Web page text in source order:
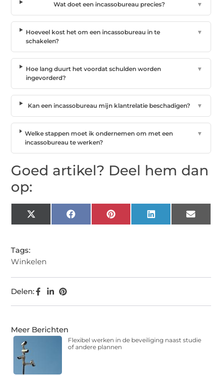
Wat doet een incassobureau precies? ▼
Hoeveel kost het om een incassobureau in te
schakelen?
▼
Hoe lang duurt het voordat schulden worden
ingevorderd?
▼
Kan een incassobureau mijn klantrelatie beschadigen? ▼
Welke stappen moet ik ondernemen om met een
incassobureau te werken?
▼
Goed artikel? Deel hem dan
op:
X
Facebook Pinterest LinkedIn Email
Tags:
Winkelen
Delen:
Meer Berichten
Flexibel werken in de beveiliging naast studie
of andere plannen